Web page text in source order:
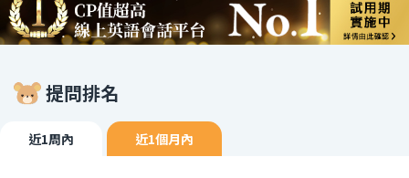
提問排名
近1周內 近1個月內